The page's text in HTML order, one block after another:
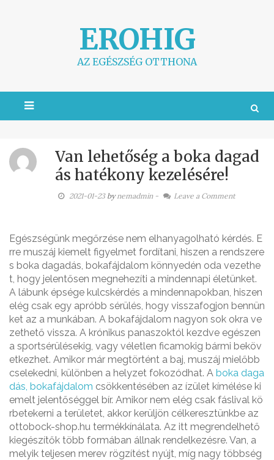
o
EROHIG
AZ EGÉSZSÉG OTTHONA
Van lehetőség a boka dagad
ás hatékony kezelésére!
2021-01-23bynemadmin - Leave a Comment
Egészségünk megőrzése nem elhanyagolható kérdés. E
rre muszáj kiemelt figyelmet fordítani, hiszen a rendszere
s boka dagadás, bokafájdalom könnyedén oda vezethe
t, hogy jelentősen megnehezíti a mindennapi életünket.
A lábunk épsége kulcskérdés a mindennapokban, hiszen
elég csak egy apróbb sérülés, hogy visszafogjon bennün
ket az a munkában. A bokafájdalom nagyon sok okra ve
zethető vissza. A krónikus panaszoktól kezdve egészen
a sportsérülésekig, vagy véletlen ficamokig bármi beköv
etkezhet. Amikor már megtörtént a baj, muszáj mielőbb
cselekedni, különben a helyzet fokozódhat. A boka daga
dás, bokafájdalom csökkentésében az ízület kímélése ki
emelt jelentőséggel bír. Amikor nem elég csak fáslival kö
rbetekerni a területet, akkor kerüljön célkeresztünkbe az
ottobock-shop.hu termékkínálata. Az itt megrendelhető
kiegészítők több formában állnak rendelkezésre. Van, a
melyik teljesen merev rögzítést nyújt, míg nagy többség